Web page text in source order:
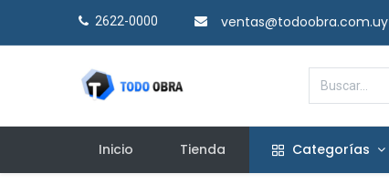
2622-0000​ ventas@todoobra.com.uy
Inicio Tienda Categorías